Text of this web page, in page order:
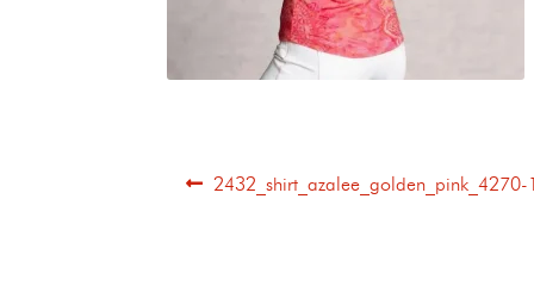
2432_shirt_azalee_golden_pink_4270-